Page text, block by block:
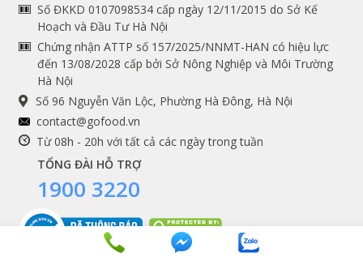
Chính sách và quy định
chung
Hướng dẫn đặt hàng
Cam kết chất lượng
Facebook
Instagram
Youtube
Tiktok
Shopee
DỊCH VỤ
Premium services
Số ĐKKD 0107098534 cấp ngày 12/11/2015 do Sở Kế
Hoạch và Đầu Tư Hà Nội
Chứng nhận ATTP số 157/2025/NNMT-HAN có hiệu lực
đến 13/08/2028 cấp bởi Sở Nông Nghiệp và Môi Trường
Hà Nội
Số 96 Nguyễn Văn Lộc, Phường Hà Đông, Hà Nội
contact@gofood.vn
Từ 08h - 20h với tất cả các ngày trong tuần
TỔNG ĐÀI HỖ TRỢ
1900 3220